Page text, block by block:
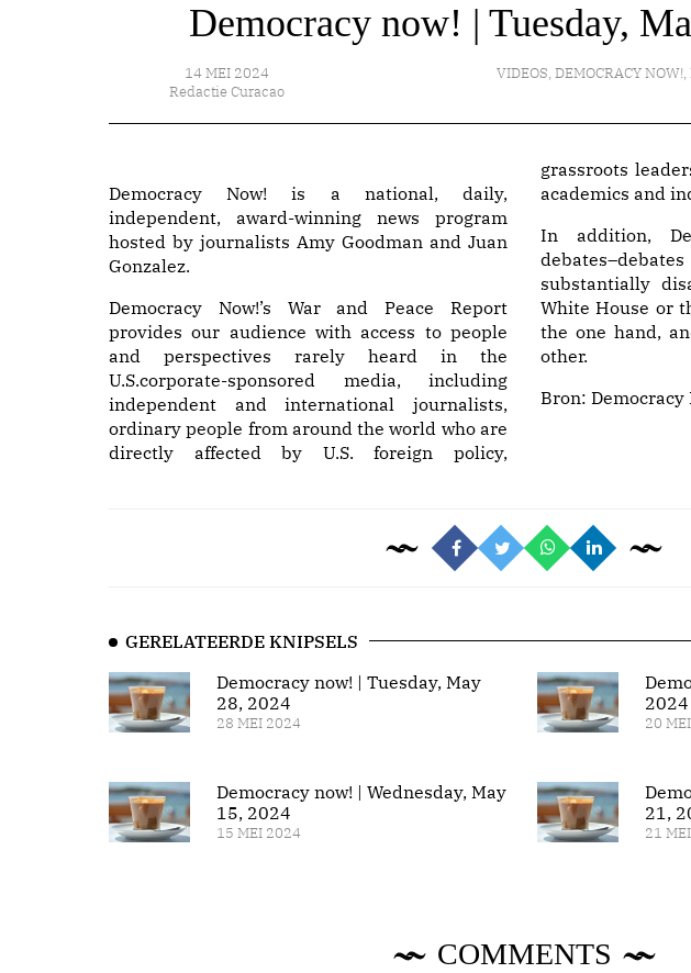
Democracy now! | Tuesday,
14 MEI 2024
Redactie Curacao
VIDEOS, DEMOCRACY NOW!,
Democracy Now! is a national, daily,
independent, award-winning news program
hosted by journalists Amy Goodman and Juan
Gonzalez.
Democracy Now!’s War and Peace Report
provides our audience with access to people
and perspectives rarely heard in the
U.S.corporate-sponsored media, including
independent and international journalists,
ordinary people from around the world who are
directly affected by U.S. foreign policy,
grassroots
academics and
In addition,
substantially
White House or
the one hand,
other.
Bron: Democracy
GERELATEERDE KNIPSELS
Democracy now! | Tuesday, May
28, 2024
28 MEI 2024
Democracy now! | Wednesday, May
15, 2024
15 MEI 2024
2024
20
21,
21
COMMENTS